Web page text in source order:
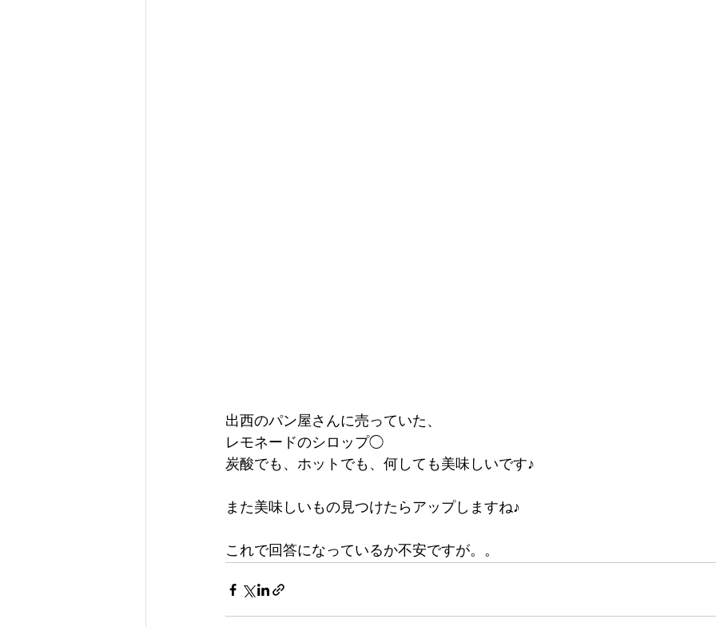
出西のパン屋さんに売っていた、
レモネードのシロップ◯
炭酸でも、ホットでも、何しても美味しいです♪
また美味しいもの見つけたらアップしますね♪
これで回答になっているか不安ですが。。